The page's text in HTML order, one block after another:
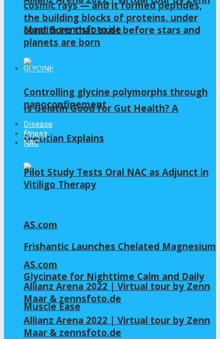
Maar & zennsfoto.de
GLYCINE
Is Gelatin Good for Gut Health? A
Dietitian Explains
Frishantic Launches Chelated Magnesium
Glycinate for Nighttime Calm and Daily
Muscle Ease
cosmic rays — and it formed peptides,
the building blocks of proteins, under
conditions that exist before stars and
planets are born
Controlling glycine polymorphs through
nanoconfinement
Disease
fitness
NAC
Pilot Study Tests Oral NAC as Adjunct in
Vitiligo Therapy
AS.com
AS.com
Allianz Arena 2022 | Virtual tour by Zenn
Maar & zennsfoto.de
Allianz Arena 2022 | Virtual tour by Zenn
Maar & zennsfoto.de